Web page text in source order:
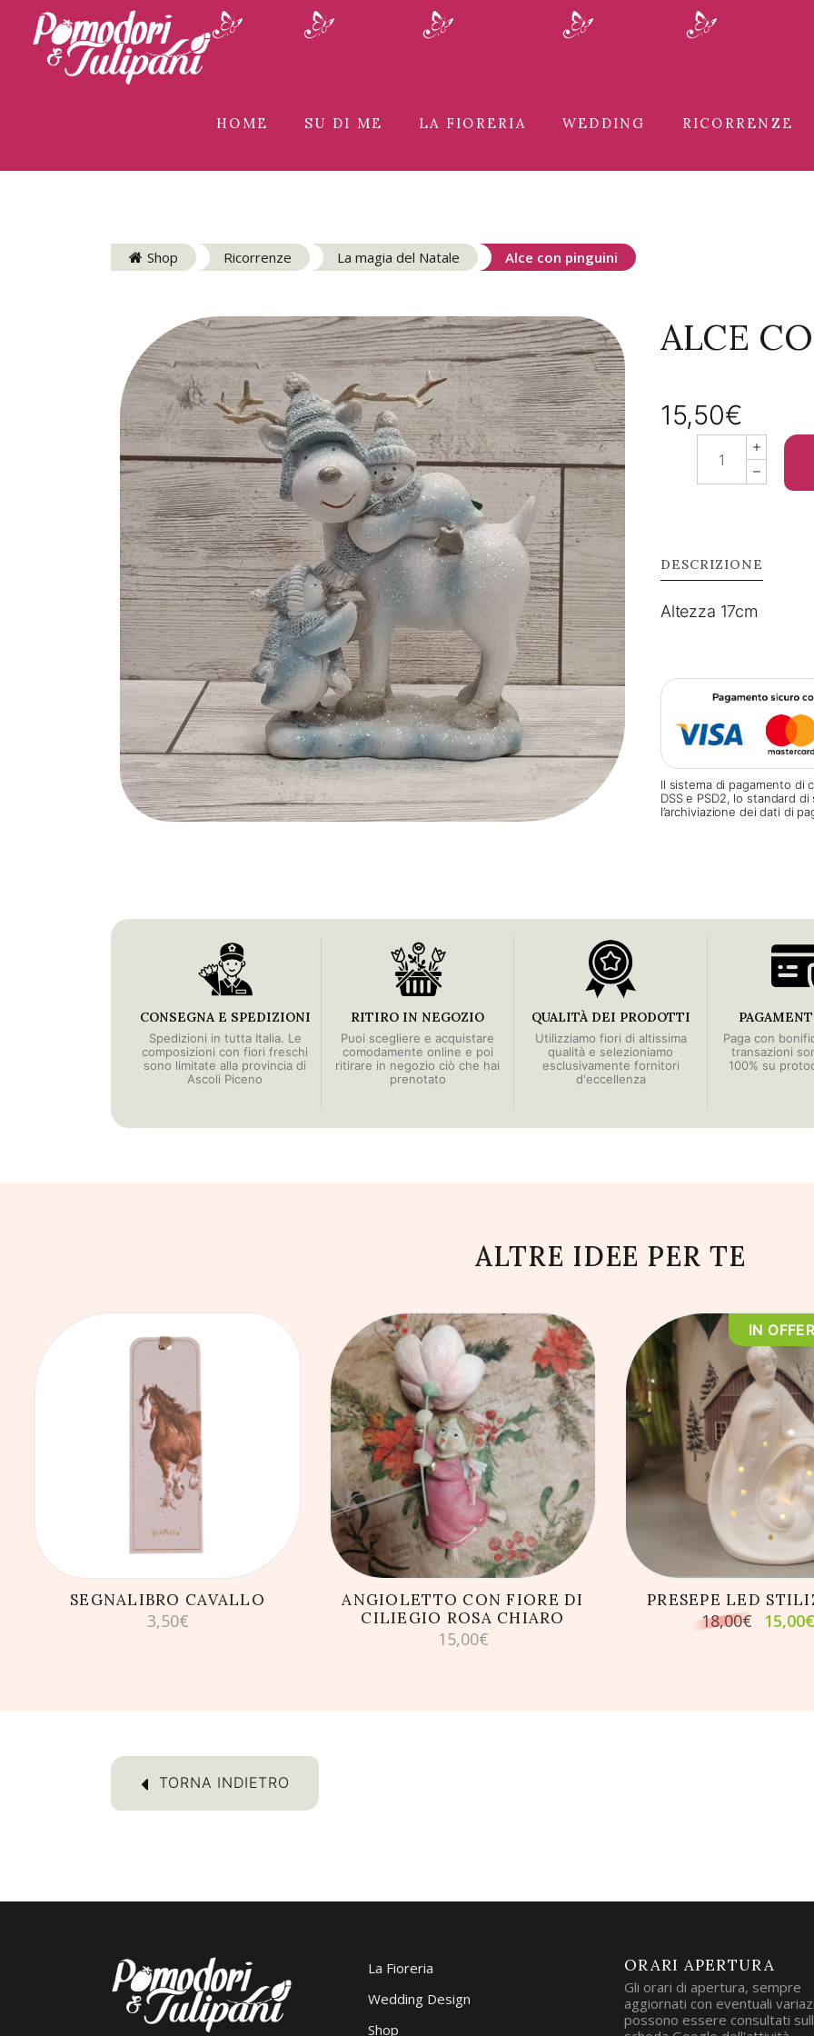
HOME SU DI ME LA FIORERIA WEDDING RICORRENZE
Shop Ricorrenze La magia del Natale Alce con pinguini
ALCE
15,50€
DESCRIZIONE
Altezza 17cm
Il sistema di pagamento di
DSS e PSD2, lo standard
l’archiviazione dei dati di
CONSEGNA E SPEDIZIONI
Spedizioni in tutta Italia. Le
composizioni con fiori freschi
sono limitate alla provincia di
Ascoli Piceno
RITIRO IN NEGOZIO
Puoi scegliere e acquistare
comodamente online e poi
ritirare in negozio ciò che hai
prenotato
QUALITÀ DEI PRODOTTI
Utilizziamo fiori di altissima
qualità e selezioniamo
esclusivamente fornitori
d'eccellenza
Paga con
transazioni
100% su
ALTRE IDEE PER TE
AGGIUNGI AL CARRELLO
SEGNALIBRO CAVALLO
3,50€
AGGIUNGI AL CARRELLO
ANGIOLETTO CON FIORE DI
CILIEGIO ROSA CHIARO
15,00€
IN
AGGIUNGI AL
PRESEPE LED
18,00€ Il
prezzo
15,00€
TORNA INDIETRO
La Fioreria
Wedding Design
Shop
ORARI APERTURA
Gli orari di apertura, sempre
aggiornati con eventuali
possono essere consultati